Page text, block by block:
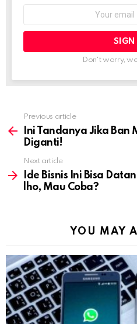
Don't worry,
more
Previous article
Ini Tandanya Jika Ban
Diganti!
Next article
Ide Bisnis Ini Bisa
lho, Mau Coba?
YOU MAY